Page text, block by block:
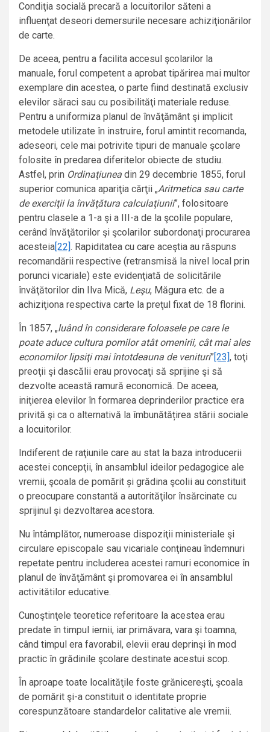
Condiţia socială precară a locuitorilor săteni a
influenţat deseori demersurile necesare achiziţionărilor
de carte.
De aceea, pentru a facilita accesul şcolarilor la
manuale, forul competent a aprobat tipărirea mai multor
exemplare din acestea, o parte fiind destinată exclusiv
elevilor săraci sau cu posibilităţi materiale reduse.
Pentru a uniformiza planul de învăţământ şi implicit
metodele utilizate în instruire, forul amintit recomanda,
adeseori, cele mai potrivite tipuri de manuale şcolare
folosite în predarea diferitelor obiecte de studiu.
Astfel, prin Ordinaţiunea din 29 decembrie 1855, forul
superior comunica apariţia cărţii „Aritmetica sau carte
de exerciţii la învăţătura calculaţiunii”, folositoare
pentru clasele a 1-a şi a III-a de la şcolile populare,
cerând învăţătorilor şi şcolarilor subordonaţi procurarea
acesteia [22] . Rapiditatea cu care aceştia au răspuns
recomandării respective (retransmisă la nivel local prin
porunci vicariale) este evidenţiată de solicitările
învăţătorilor din Ilva Mică, Leşu, Măgura etc. de a
achiziţiona respectiva carte la preţul fixat de 18 florini.
În 1857, „luând în considerare foloasele pe care le
poate aduce cultura pomilor atât omenirii, cât mai ales
economilor lipsiţi mai întotdeauna de venituri” [23] , toţi
preoţii şi dascălii erau provocaţi să sprijine şi să
dezvolte această ramură economică. De aceea,
iniţierea elevilor în formarea deprinderilor practice era
privită şi ca o alternativă la îmbunătățirea stării sociale
a locuitorilor.
Indiferent de raţiunile care au stat la baza introducerii
acestei concepţii, în ansamblul ideilor pedagogice ale
vremii, şcoala de pomărit și grădina şcolii au constituit
o preocupare constantă a autorităţilor însărcinate cu
sprijinul şi dezvoltarea acestora.
Nu întâmplător, numeroase dispoziţii ministeriale şi
circulare episcopale sau vicariale conţineau îndemnuri
repetate pentru includerea acestei ramuri economice în
planul de învăţământ şi promovarea ei în ansamblul
activitătilor educative.
Cunoştinţele teoretice referitoare la acestea erau
predate în timpul iernii, iar primăvara, vara şi toamna,
când timpul era favorabil, elevii erau deprinşi în mod
practic în grădinile şcolare destinate acestui scop.
În aproape toate localităţile foste grănicereşti, şcoala
de pomărit şi-a constituit o identitate proprie
corespunzătoare standardelor calitative ale vremii.